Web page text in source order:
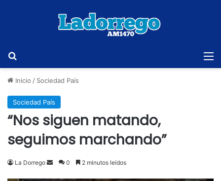
Inicio / Sociedad País
Sociedad País
“Nos siguen matando,
seguimos marchando”
La Dorrego
Send0 2 minutos leídos